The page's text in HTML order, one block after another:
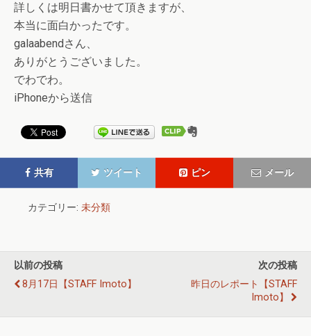
詳しくは明日書かせて頂きますが、
本当に面白かったです。
galaabendさん、
ありがとうございました。
でわでわ。
iPhoneから送信
共有 ツイート ピン メール
カテゴリー: 未分類
以前の投稿
8月17日【STAFF Imoto】
次の投稿
昨日のレポート【STAFF
Imoto】